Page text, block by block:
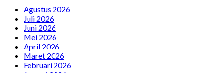
Agustus 2026
Juli 2026
Juni 2026
Mei 2026
April 2026
Maret 2026
Februari 2026